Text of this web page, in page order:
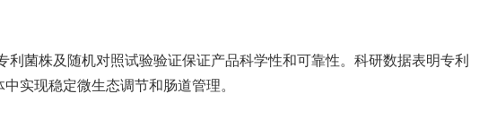
利菌株及随机对照试验验证保证产品科学性和可靠性。科研数据表明专利
实现稳定微生态调节和肠道管理。